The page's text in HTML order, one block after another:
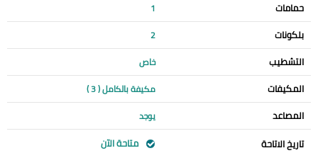
حمامات 1
بلكونات 2
التشطيب خاص
المكيفات مكيفة بالكامل ( 3 )
المصاعد يوجد
تاريخ الاتاحة متاحة الآن